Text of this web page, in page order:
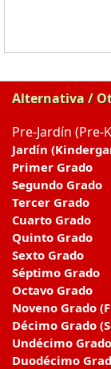
Alternativa /
Pre-Jardín (Pre-
Jardín
Primer Grado
Segundo Grado
Tercer Grado
Cuarto Grado
Quinto Grado
Sexto Grado
Séptimo Grado
Octavo Grado
Noveno Grado
Décimo Grado
Undécimo
Duodécimo